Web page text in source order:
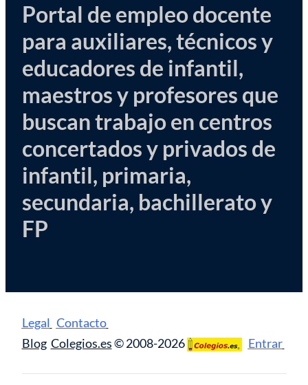
Portal de empleo docente
para auxiliares, técnicos y
educadores de infantil,
maestros y profesores que
buscan trabajo en centros
concertados y privados de
infantil, primaria,
secundaria, bachillerato y
FP
Legal Contacto
Blog Colegios.es© 2008-2026 Entrar